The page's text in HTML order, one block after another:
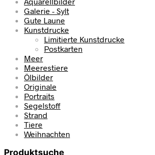
Galerie - Sylt
Gute Laune
Kunstdrucke
Limitierte Kunstdrucke
Postkarten
Meer
Meerestiere
Ölbilder
Originale
Portraits
Segelstoff
Strand
Tiere
Weihnachten
Produktsuche